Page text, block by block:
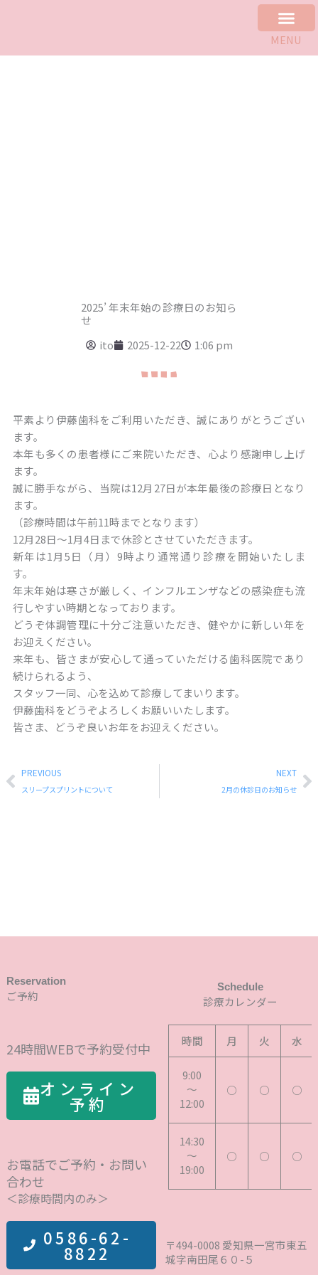
ス
MENU
2025’ 年末年始の診療日のお知ら
せ
ito
2025-12-22 1:06 pm
平素より伊藤歯科をご利用いただき、誠にありがとうござい
ます。
本年も多くの患者様にご来院いただき、心より感謝申し上げ
ます。
誠に勝手ながら、当院は12月27日が本年最後の診療日となり
ます。
（診療時間は午前11時までとなります）
12月28日〜1月4日まで休診とさせていただきます。
新年は1月5日（月）9時より通常通り診療を開始いたしま
す。
年末年始は寒さが厳しく、インフルエンザなどの感染症も流
行しやすい時期となっております。
どうぞ体調管理に十分ご注意いただき、健やかに新しい年を
お迎えください。
来年も、皆さまが安心して通っていただける歯科医院であり
続けられるよう、
スタッフ一同、心を込めて診療してまいります。
伊藤歯科をどうぞよろしくお願いいたします。
皆さま、どうぞ良いお年をお迎えください。
Prev
PREVIOUS
スリープスプリントについて
NEXT
2月の休診日のお知らせ
Reservation
ご予約
24時間WEBで予約受付中
オンライン
予約
お電話でご予約・お問い
合わせ
＜診療時間内のみ＞
0586-62-
8822
Schedule
診療カレンダー
時間 月 火 水
9:00
～
12:00
○ ○ ○
14:30
～
19:00
○ ○ ○
〒494-0008 愛知県一宮市東五
城字南田尾６０-５